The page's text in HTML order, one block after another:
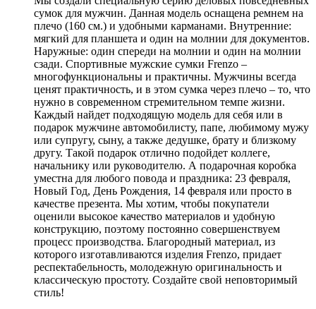
сумок для мужчин. Данная модель оснащена ремнем на
плечо (160 см.) и удобными карманами. Внутренние:
мягкий для планшета и один на молнии для документов.
Наружные: один спереди на молнии и один на молнии
сзади. Спортивные мужские сумки Frenzo –
многофункциональны и практичны. Мужчины всегда
ценят практичность, и в этом сумка через плечо – то, что
нужно в современном стремительном темпе жизни.
Каждый найдет подходящую модель для себя или в
подарок мужчине автомобилисту, папе, любимому мужу
или супругу, сыну, а также дедушке, брату и близкому
другу. Такой подарок отлично подойдет коллеге,
начальнику или руководителю. А подарочная коробка
уместна для любого повода и праздника: 23 февраля,
Новый Год, День Рождения, 14 февраля или просто в
качестве презента. Мы хотим, чтобы покупатели
оценили высокое качество материалов и удобную
конструкцию, поэтому постоянно совершенствуем
процесс производства. Благородный материал, из
которого изготавливаются изделия Frenzo, придает
респектабельность, молодежную оригинальность и
классическую простоту. Создайте свой неповторимый
стиль!